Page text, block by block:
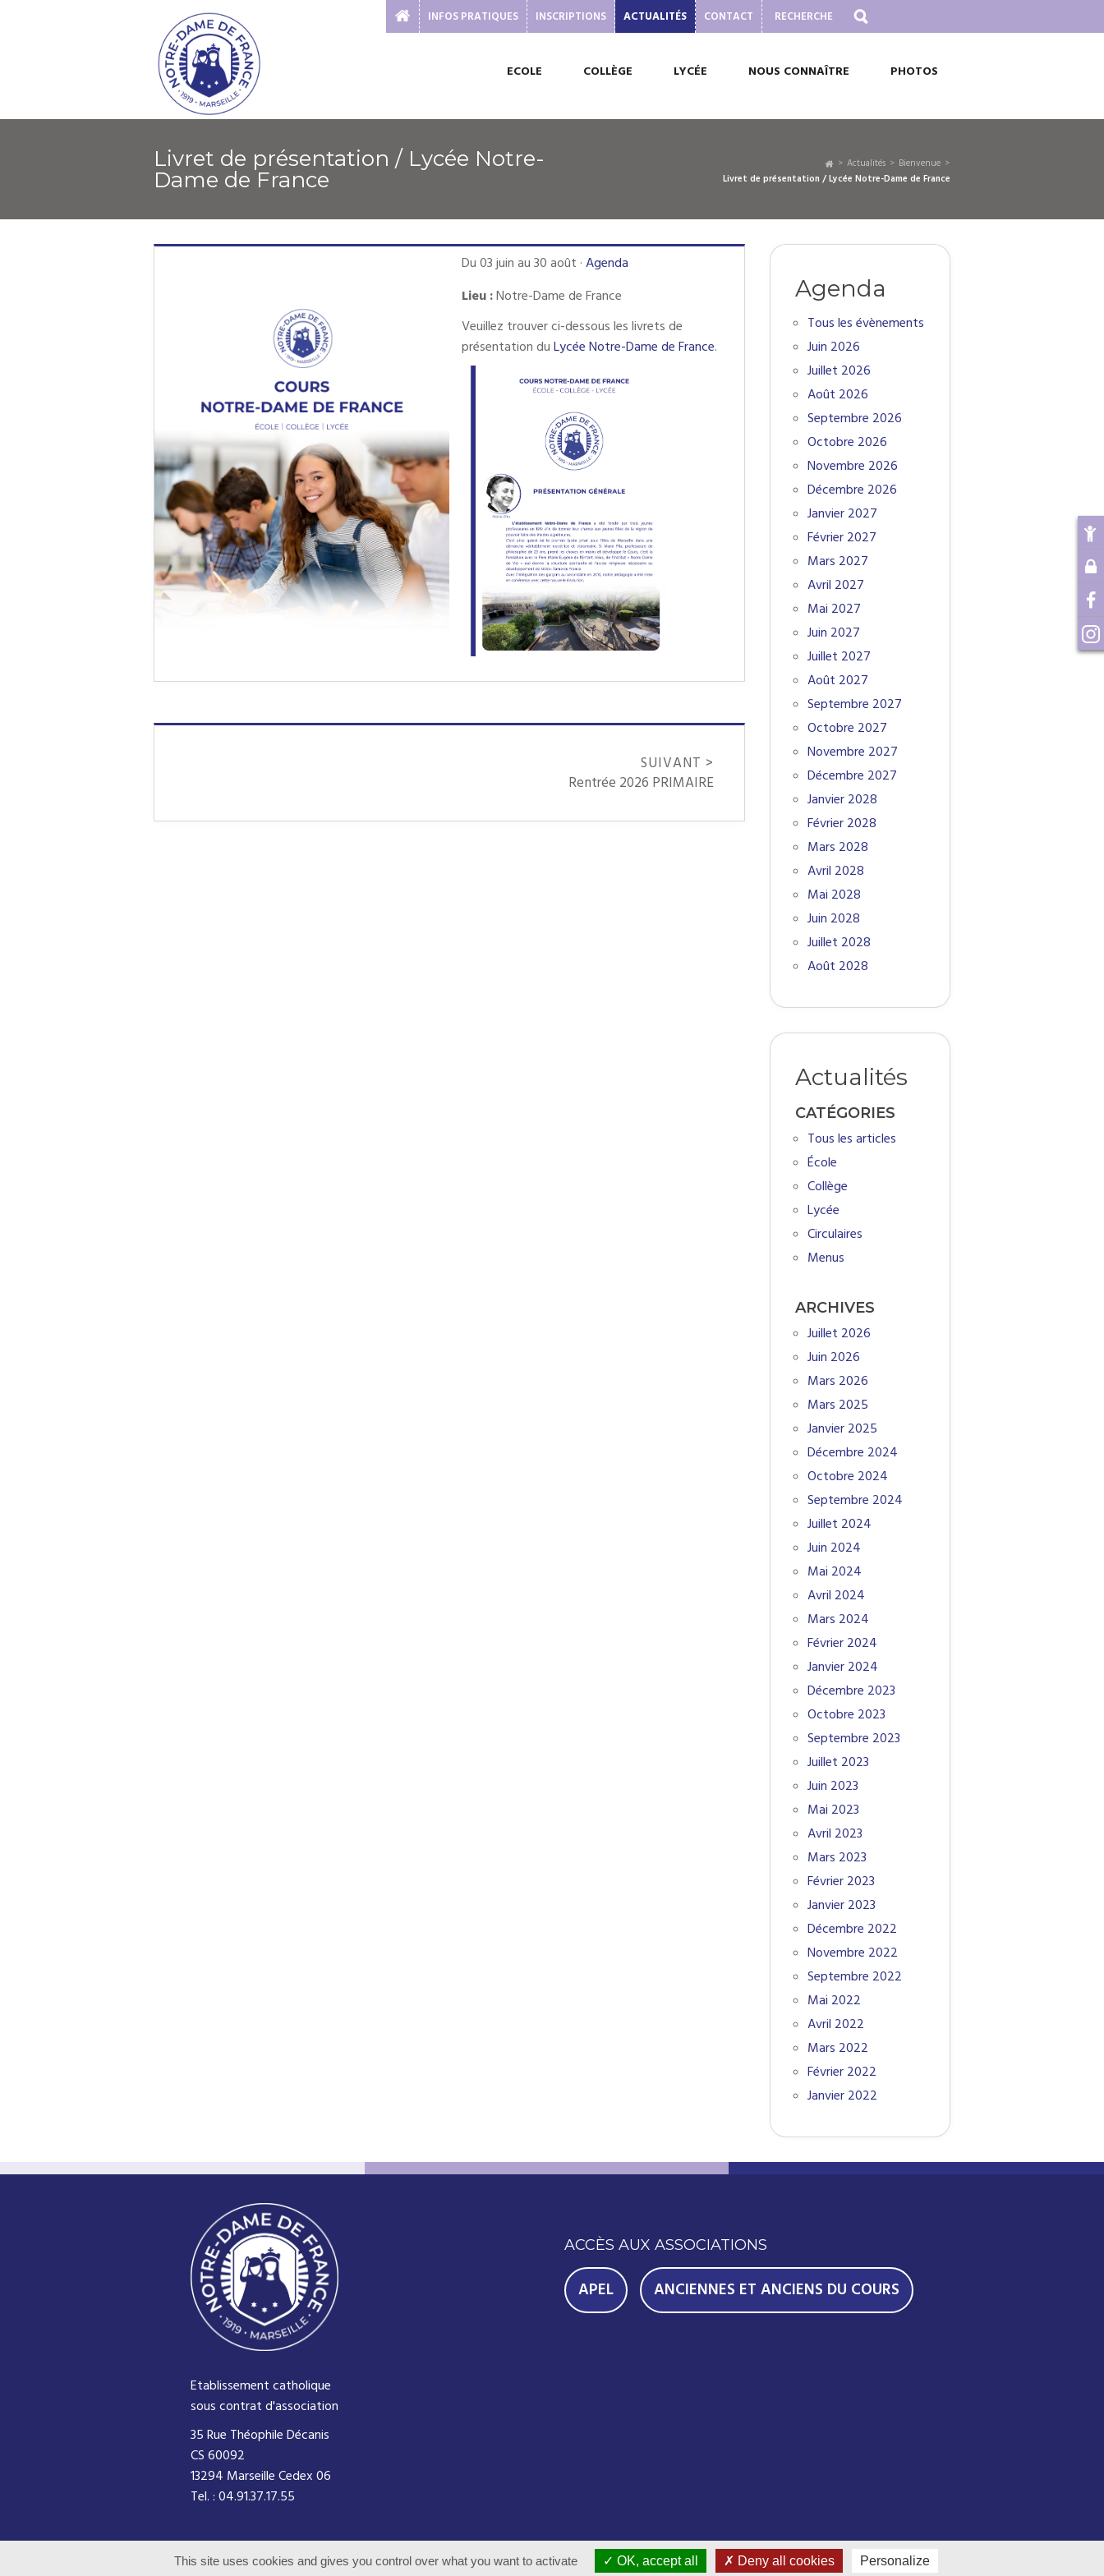
INFOS PRATIQUES INSCRIPTIONS ACTUALITÉS CONTACT
ECOLE COLLÈGE LYCÉE NOUS CONNAÎTRE PHOTOS
Livret de présentation / Lycée Notre-
Dame de France
Actualités
Bienvenue
Livret de présentation / Lycée Notre-Dame de France
Du 03 juin au 30 août · Agenda
Lieu :Notre-Dame de France
Veuillez trouver ci-dessous les livrets de
présentation du Lycée Notre-Dame de France.
SUIVANT >
Rentrée 2026 PRIMAIRE
Agenda
Tous les évènements
Juin 2026
Juillet 2026
Août 2026
Septembre 2026
Octobre 2026
Novembre 2026
Décembre 2026
Janvier 2027
Février 2027
Mars 2027
Avril 2027
Mai 2027
Juin 2027
Juillet 2027
Août 2027
Septembre 2027
Octobre 2027
Novembre 2027
Décembre 2027
Janvier 2028
Février 2028
Mars 2028
Avril 2028
Mai 2028
Juin 2028
Juillet 2028
Août 2028
Actualités
CATÉGORIES
Tous les articles
École
Collège
Lycée
Circulaires
Menus
ARCHIVES
Juillet 2026
Juin 2026
Mars 2026
Mars 2025
Janvier 2025
Décembre 2024
Octobre 2024
Septembre 2024
Juillet 2024
Juin 2024
Mai 2024
Avril 2024
Mars 2024
Février 2024
Janvier 2024
Décembre 2023
Octobre 2023
Septembre 2023
Juillet 2023
Juin 2023
Mai 2023
Avril 2023
Mars 2023
Février 2023
Janvier 2023
Décembre 2022
Novembre 2022
Septembre 2022
Mai 2022
Avril 2022
Mars 2022
Février 2022
Janvier 2022
Etablissement catholique
sous contrat d'association
35 Rue Théophile Décanis
CS 60092
13294 Marseille Cedex 06
Tel. : 04.91.37.17.55
ACCÈS AUX ASSOCIATIONS
APEL ANCIENNES ET ANCIENS DU COURS
© 2016 Notre Dame de France - Tous droits réservés - Réalisation Com-Océan
This site uses cookies and gives you control over what you want to activate OK, accept all Deny all cookies Personalize